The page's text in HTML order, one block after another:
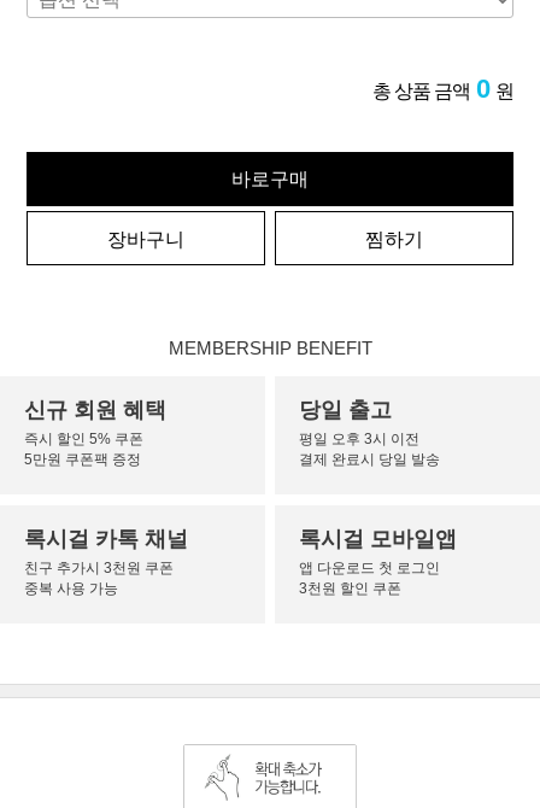
총 상품 금액 0 원
바로구매
장바구니 찜하기
MEMBERSHIP BENEFIT
신규 회원 혜택
즉시 할인 5% 쿠폰
5만원 쿠폰팩 증정
당일 출고
평일 오후 3시 이전
결제 완료시 당일 발송
록시걸 카톡 채널
친구 추가시 3천원 쿠폰
중복 사용 가능
록시걸 모바일앱
앱 다운로드 첫 로그인
3천원 할인 쿠폰